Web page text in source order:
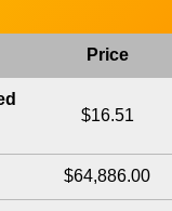
Price
$16.51
$64,886.00